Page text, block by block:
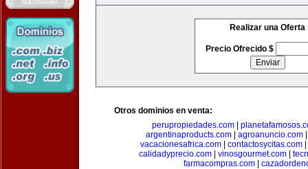
Realizar una Oferta
Precio Ofrecido $
Otros dominios en venta:
perupropiedades.com
argentinaproducts.com| agroanuncio.com
vacacionesafrica.com| contactosycitas.com|
calidadyprecio.com
vinosgourmet.com
farmacompras.com|